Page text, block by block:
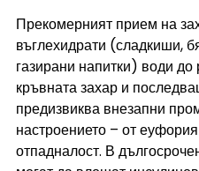
Прекомерният прием на
въглехидрати (сладкиши,
газирани напитки) води до
кръвната захар и
предизвиква внезапни
настроението – от
отпадналост. В